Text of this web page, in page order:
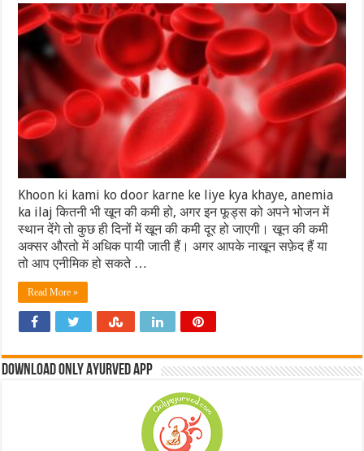
Khoon ki kami ko door karne ke liye kya khaye, anemia
ka ilaj कितनी भी खून की कमी हो, अगर इन फूड्स को अपने भोजन में
स्थान देंगे तो कुछ ही दिनों में खून की कमी दूर हो जाएगी। खून की कमी
अक्सर औरतो में अधिक पायी जाती हैं। अगर आपके नाखून सफ़ेद हैं या
तो आप एनीमिक हो सकते …
Read More »
Download Only Ayurved App